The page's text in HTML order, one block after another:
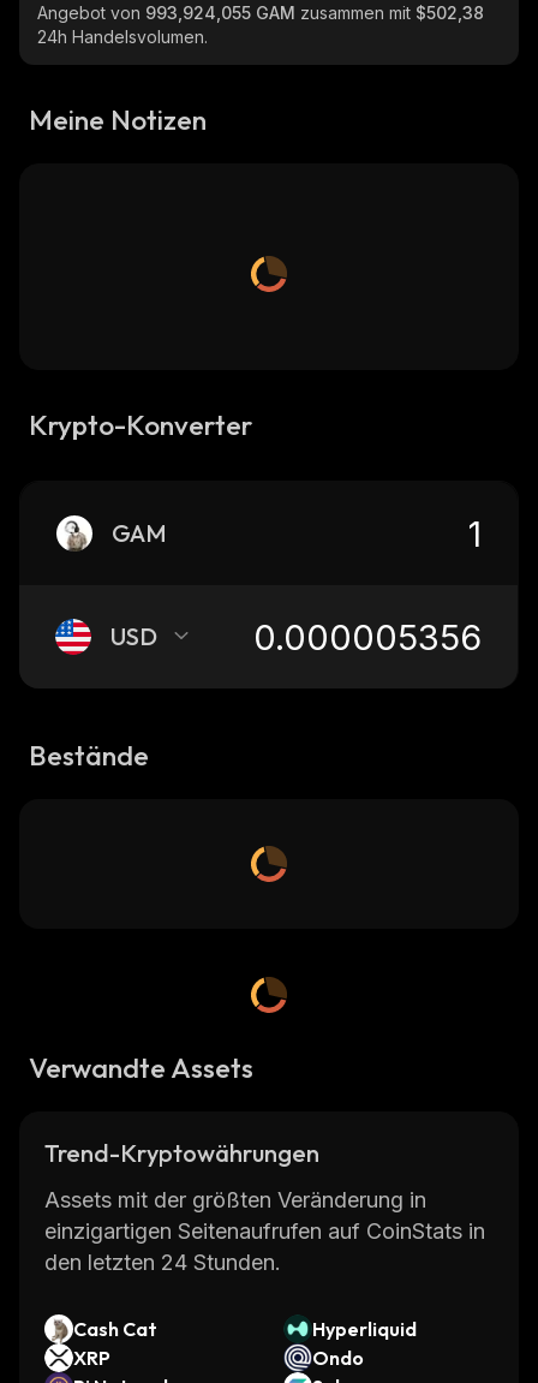
Angebot von 993,924,055 GAM zusammen mit $502,38
24h Handelsvolumen.
Meine Notizen
Krypto-Konverter
GAM
USD
Bestände
Verwandte Assets
Trend-Kryptowährungen
Assets mit der größten Veränderung in
einzigartigen Seitenaufrufen auf CoinStats in
den letzten 24 Stunden.
Cash Cat
Hyperliquid
XRP
Ondo